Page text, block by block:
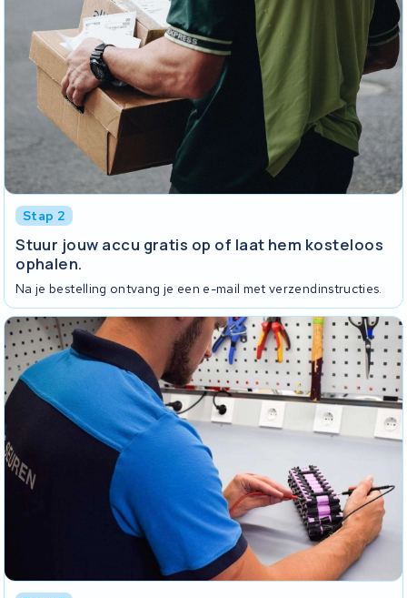
Stap 2
Stuur jouw accu gratis op of laat hem kosteloos
ophalen.
Na je bestelling ontvang je een e-mail met verzendinstructies.